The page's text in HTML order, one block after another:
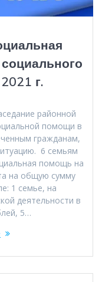
г.
районной
помощи в
гражданам,
6 семьям
помощь на
на общую сумму
1 семье, на
деятельности в
5…